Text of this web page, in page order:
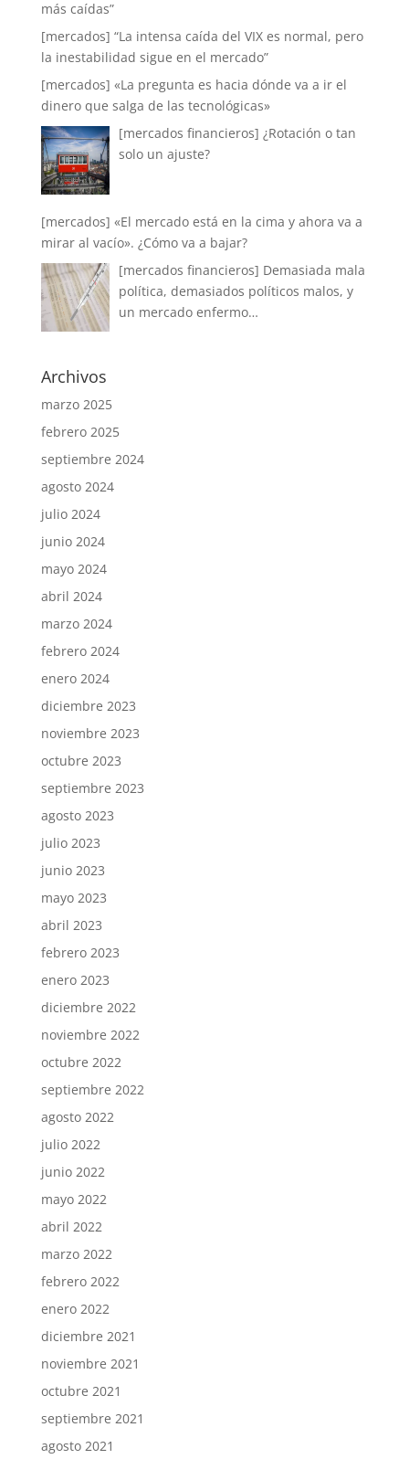
más caídas”
[mercados] “La intensa caída del VIX es normal, pero
la inestabilidad sigue en el mercado”
[mercados] «La pregunta es hacia dónde va a ir el
dinero que salga de las tecnológicas»
[mercados financieros] ¿Rotación o tan
solo un ajuste?
[mercados] «El mercado está en la cima y ahora va a
mirar al vacío». ¿Cómo va a bajar?
[mercados financieros] Demasiada mala
política, demasiados políticos malos, y
un mercado enfermo…
Archivos
marzo 2025
febrero 2025
septiembre 2024
agosto 2024
julio 2024
junio 2024
mayo 2024
abril 2024
marzo 2024
febrero 2024
enero 2024
diciembre 2023
noviembre 2023
octubre 2023
septiembre 2023
agosto 2023
julio 2023
junio 2023
mayo 2023
abril 2023
febrero 2023
enero 2023
diciembre 2022
noviembre 2022
octubre 2022
septiembre 2022
agosto 2022
julio 2022
junio 2022
mayo 2022
abril 2022
marzo 2022
febrero 2022
enero 2022
diciembre 2021
noviembre 2021
octubre 2021
septiembre 2021
agosto 2021